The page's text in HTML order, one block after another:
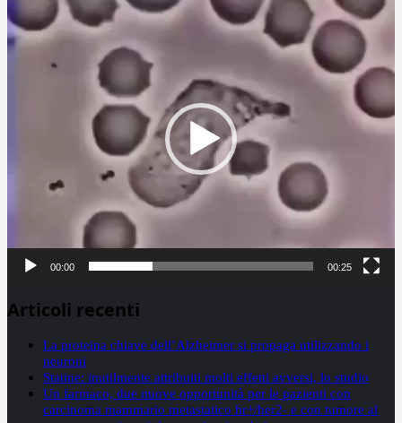
Player
00:00 00:25
Articoli recenti
La proteina chiave dell’Alzheimer si propaga utilizzando i
neuroni
Statine: inutilmente attribuiti molti effetti avversi, lo studio
Un farmaco, due nuove opportunità per le pazienti con
carcinoma mammario metastatico hr+/her2- e con tumore al